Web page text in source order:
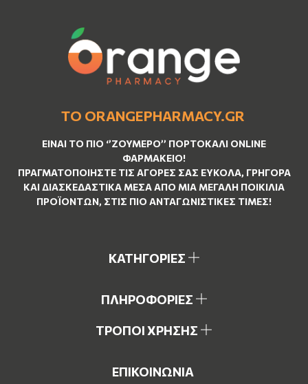
ΤΟ ORANGEPHARMACY.GR
ΕΊΝΑΙ ΤO ΠΙΟ ‘’ΖΟΥΜΕΡΌ’’ ΠΟΡΤΟΚΑΛΊ ΟNLINE
ΦΑΡΜΑΚΕΊΟ!
ΠΡΑΓΜΑΤΟΠΟΙΉΣΤΕ ΤΙΣ ΑΓΟΡΈΣ ΣΑΣ ΕΎΚΟΛΑ, ΓΡΉΓΟΡΑ
ΚΑΙ ΔΙΑΣΚΕΔΑΣΤΙΚΆ ΜΈΣΑ ΑΠΌ ΜΙΑ ΜΕΓΆΛΗ ΠΟΙΚΙΛΊΑ
ΠΡΟΪΌΝΤΩΝ, ΣΤΙΣ ΠΙΟ ΑΝΤΑΓΩΝΙΣΤΙΚΈΣ ΤΙΜΈΣ!
ΚΑΤΗΓΟΡΙΕΣ
ΠΛΗΡΟΦΟΡΙΕΣ
ΤΡΟΠΟΙ ΧΡΗΣΗΣ
ΕΠΙΚΟΙΝΩΝΙΑ